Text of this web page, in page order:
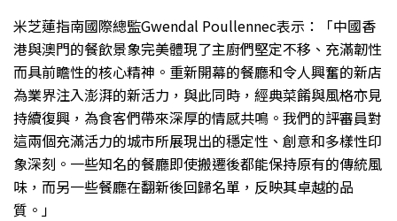
米芝蓮指南國際總監Gwendal Poullennec表示：「中國香
港與澳門的餐飲景象完美體現了主廚們堅定不移、充滿韌性
而具前瞻性的核心精神。重新開幕的餐廳和令人興奮的新店
為業界注入澎湃的新活力，與此同時，經典菜餚與風格亦見
持續復興，為食客們帶來深厚的情感共鳴。我們的評審員對
這兩個充滿活力的城市所展現出的穩定性、創意和多樣性印
象深刻。一些知名的餐廳即使搬遷後都能保持原有的傳統風
味，而另一些餐廳在翻新後回歸名單，反映其卓越的品
質。」